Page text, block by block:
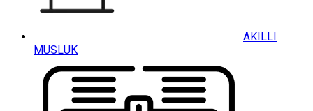
AKILLI
MUSLUK